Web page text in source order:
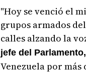
"Hoy se venció el
grupos armados
calles alzando la
jefe del
Venezuela por más